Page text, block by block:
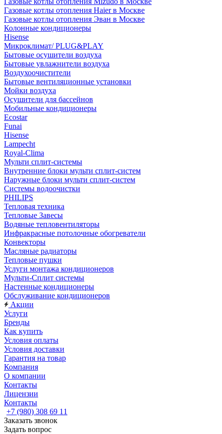
Газовые котлы отопления Haier в Москве
Газовые котлы отопления Эван в Москве
Колонные кондиционеры
Hisense
Микроклимат/ PLUG&PLAY
Бытовые осушители воздуха
Бытовые увлажнители воздуха
Воздухоочистители
Бытовые вентиляционные установки
Мойки воздуха
Осушители для бассейнов
Мобильные кондиционеры
Ecostar
Funai
Hisense
Lampecht
Royal-Clima
Мульти сплит-системы
Внутренние блоки мульти сплит-систем
Наружные блоки мульти сплит-систем
Системы водоочистки
PHILIPS
Тепловая техника
Тепловые Завесы
Водяные тепловентиляторы
Инфракрасные потолочные обогреватели
Конвекторы
Масляные радиаторы
Тепловые пушки
Услуги монтажа кондиционеров
Мульти-Сплит системы
Настенные кондиционеры
Обслуживание кондиционеров
Акции
Услуги
Бренды
Как купить
Условия оплаты
Условия доставки
Гарантия на товар
Компания
О компании
Контакты
Лицензии
Контакты
+7 (980) 308 69 11
Заказать звонок
Задать вопрос